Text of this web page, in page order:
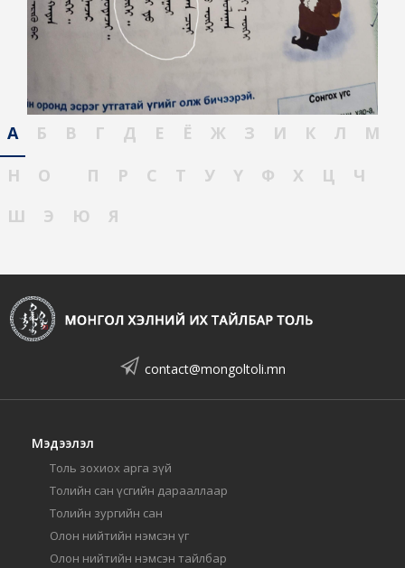
А Б В Г Д Е Ё Ж З И К Л
М
Н
О П Р С Т У Ү Ф Х Ц
Ч
Ш
Э Ю Я
contact@mongoltoli.mn
Мэдээлэл
Толь зохиох арга зүй
Толийн сан үсгийн дарааллаар
Толийн зургийн сан
Олон нийтийн нэмсэн үг
Олон нийтийн нэмсэн тайлбар